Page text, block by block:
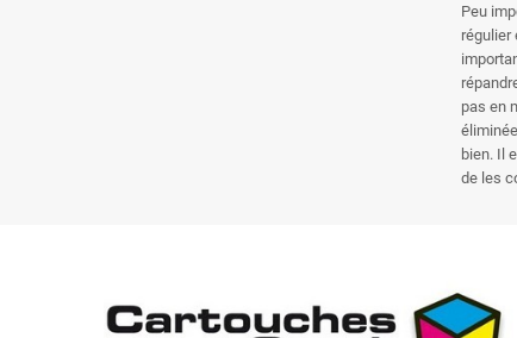
Peu
régulier
pas en
bien. Il
de les